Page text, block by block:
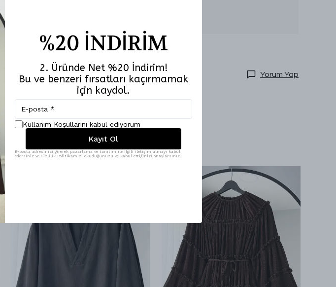
Yorum Yap
Ürünler
%20 İNDİRİM
2. Üründe Net %20 İndirim!
Bu ve benzeri fırsatları kaçırmamak
için kaydol.
Kullanım Koşullarını kabul ediyorum
Kayıt Ol
E-posta adresinizi girerek pazarlama ve tanıtım ile ilgili iletişim almayı kabul
edersiniz ve Gizlilik Politikamızı okuduğunuzu ve kabul ettiğinizi onaylarsınız.